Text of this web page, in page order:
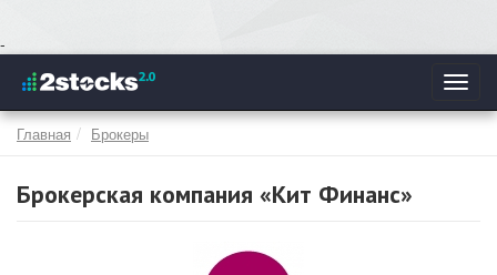
Перейти
основному
содержанию
-
Главная Брокеры
Брокерская компания «Кит Финанс»